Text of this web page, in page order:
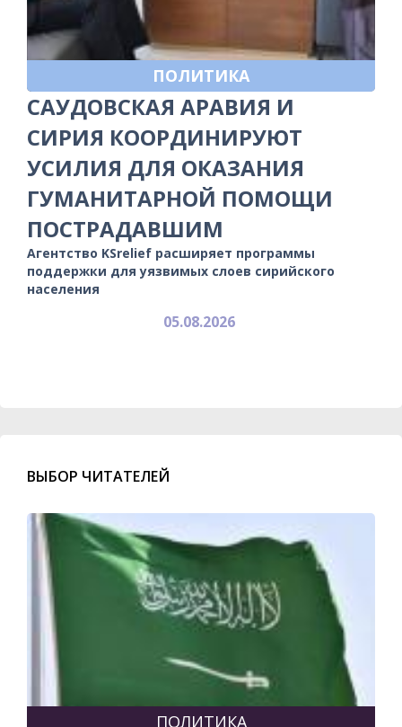
ПОЛИТИКА
САУДОВСКАЯ АРАВИЯ И
СИРИЯ КООРДИНИРУЮТ
УСИЛИЯ ДЛЯ ОКАЗАНИЯ
ГУМАНИТАРНОЙ ПОМОЩИ
ПОСТРАДАВШИМ
Агентство KSrelief расширяет программы
поддержки для уязвимых слоев сирийского
населения
05.08.2026
ВЫБОР ЧИТАТЕЛЕЙ
ПОЛИТИКА